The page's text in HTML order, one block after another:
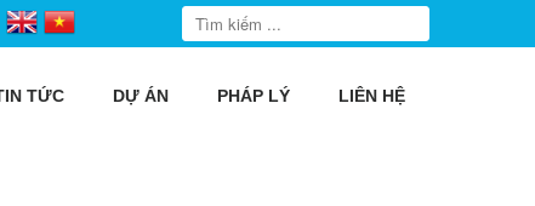
TỨC DỰ ÁN PHÁP LÝ LIÊN HỆ